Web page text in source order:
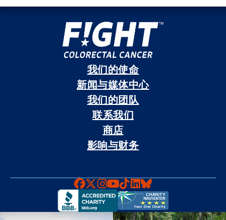
我们的使命
新闻与媒体中心
我们的团队
联系我们
商店
影响与财务
Faceboook
X Instagram
YouTube
TikTok
LinkedIn
Bluesky